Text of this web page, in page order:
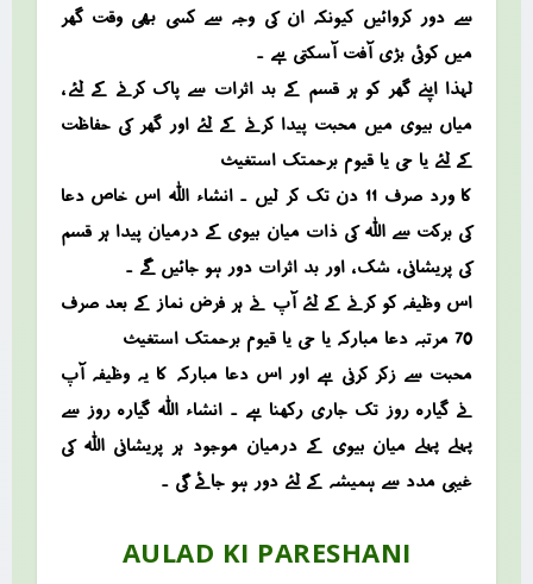
سے دور کروائیں کیونکہ ان کی وجہ سے کسی بھی وقت گھر
میں کوئی بڑی آفت آسکتی ہے ۔
لہذا اپنے گھر کو ہر قسم کے بد اثرات سے پاک کرنے کے لئے ،
میاں بیوی میں محبت پیدا کرنے کے لئے اور گھر کی حفاظت
کے لئے یا حی یا قیوم برحمتک استغیث
کا ورد صرف 11 دن تک کر لیں ۔ انشاء اللہ اس خاص دعا
کی برکت سے اللہ کی ذات میان بیوی کے درمیان پیدا ہر قسم
کی پریشانی ، شک ، اور بد اثرات دور ہو جائیں گے ۔
اس وظیفہ کو کرنے کے لئے آپ نے ہر فرض نماز کے بعد صرف
70 مرتبہ دعا مبارکہ یا حی یا قیوم برحمتک استغیث
محبت سے زکر کرنی ہے اور اس دعا مبارکہ کا یہ وظیفہ آپ
نے گیارہ روز تک جاری رکھنا ہے ۔ انشاء اللہ گیارہ روز سے
پہلے پہلے میان بیوی کے درمیان موجود ہر پریشانی اللہ کی
غیبی مدد سے ہمیشہ کے لئے دور ہو جائے گی ۔
AULAD KI PARESHANI